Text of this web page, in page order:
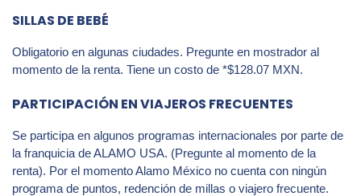
SILLAS DE BEBÉ
Obligatorio en algunas ciudades. Pregunte en mostrador al
momento de la renta. Tiene un costo de *$128.07 MXN.
PARTICIPACIÓN EN VIAJEROS FRECUENTES
Se participa en algunos programas internacionales por parte de
la franquicia de ALAMO USA. (Pregunte al momento de la
renta). Por el momento Alamo México no cuenta con ningún
programa de puntos, redención de millas o viajero frecuente.